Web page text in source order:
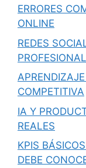
ERRORES
ONLINE
REDES
PROFESIONAL
COMPETITIVA
IA Y
REALES
KPIS
DEBE